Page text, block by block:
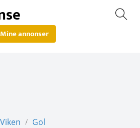
Mine annonser
Viken / Gol